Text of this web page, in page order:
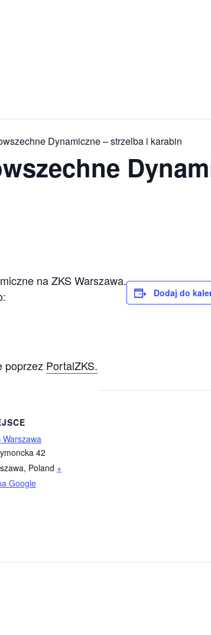
Dynamiczne – strzelba i karabin
na ZKS Warszawa.
poprzez PortalZKS.
Dodaj do
Warszawa
42
, Poland +
Google